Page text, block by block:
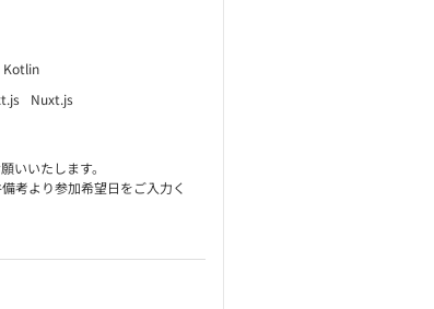
Kotlin
Nuxt.js
いいたします。
考より参加希望日をご入力く